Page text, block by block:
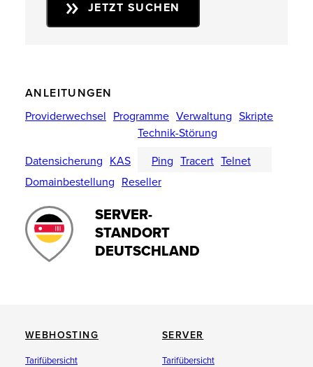
JETZT SUCHEN
ANLEITUNGEN
Providerwechsel Programme Verwaltung Skripte
Datensicherung KAS
Technik-Störung
Ping Tracert Telnet
Domainbestellung Reseller
SERVER-
STANDORT
DEUTSCHLAND
WEBHOSTING
Tarifübersicht
SERVER
Tarifübersicht